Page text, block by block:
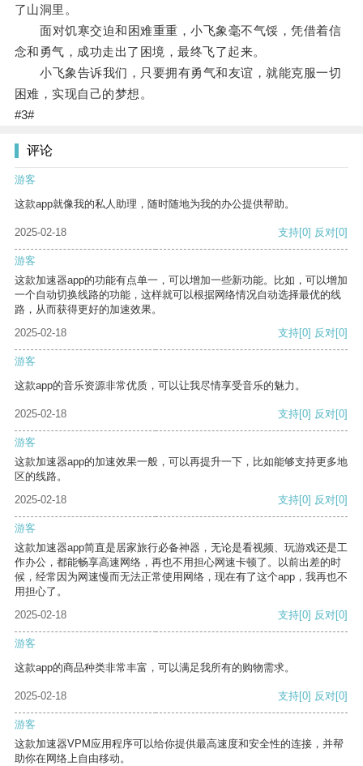
了山洞里。
面对饥寒交迫和困难重重，小飞象毫不气馁，凭借着信
念和勇气，成功走出了困境，最终飞了起来。
小飞象告诉我们，只要拥有勇气和友谊，就能克服一切
困难，实现自己的梦想。
#3#
评论
游客
这款app就像我的私人助理，随时随地为我的办公提供帮助。
2025-02-18 支持[0] 反对[0]
游客
这款加速器app的功能有点单一，可以增加一些新功能。比如，可以增加
一个自动切换线路的功能，这样就可以根据网络情况自动选择最优的线
路，从而获得更好的加速效果。
2025-02-18
支持[0] 反对[0]
游客
这款app的音乐资源非常优质，可以让我尽情享受音乐的魅力。
2025-02-18 支持[0] 反对[0]
游客
这款加速器app的加速效果一般，可以再提升一下，比如能够支持更多地
区的线路。
2025-02-18
支持[0] 反对[0]
游客
这款加速器app简直是居家旅行必备神器，无论是看视频、玩游戏还是工
作办公，都能畅享高速网络，再也不用担心网速卡顿了。以前出差的时
候，经常因为网速慢而无法正常使用网络，现在有了这个app，我再也不
用担心了。
2025-02-18
支持[0] 反对[0]
游客
这款app的商品种类非常丰富，可以满足我所有的购物需求。
2025-02-18 支持[0] 反对[0]
游客
这款加速器VPM应用程序可以给你提供最高速度和安全性的连接，并帮
助你在网络上自由移动。